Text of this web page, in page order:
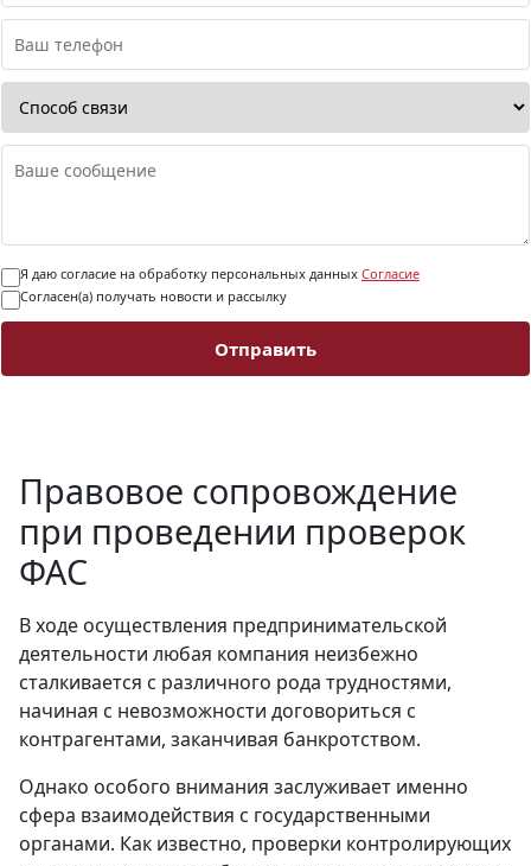
Я даю согласие на обработку персональных данных Согласие
Согласен(а) получать новости и рассылку
Отправить
Правовое сопровождение
при проведении проверок
ФАС
В ходе осуществления предпринимательской
деятельности любая компания неизбежно
сталкивается с различного рода трудностями,
начиная с невозможности договориться с
контрагентами, заканчивая банкротством.
Однако особого внимания заслуживает именно
сфера взаимодействия с государственными
органами. Как известно, проверки контролирующих